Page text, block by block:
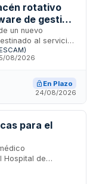
rotativo
de gestión
un nuevo
al servicio
el
comprende
de suministro
simplificado
08/2026
En Plazo
24/08/2026
para el
Hospital de
quirúrgicas
mediante